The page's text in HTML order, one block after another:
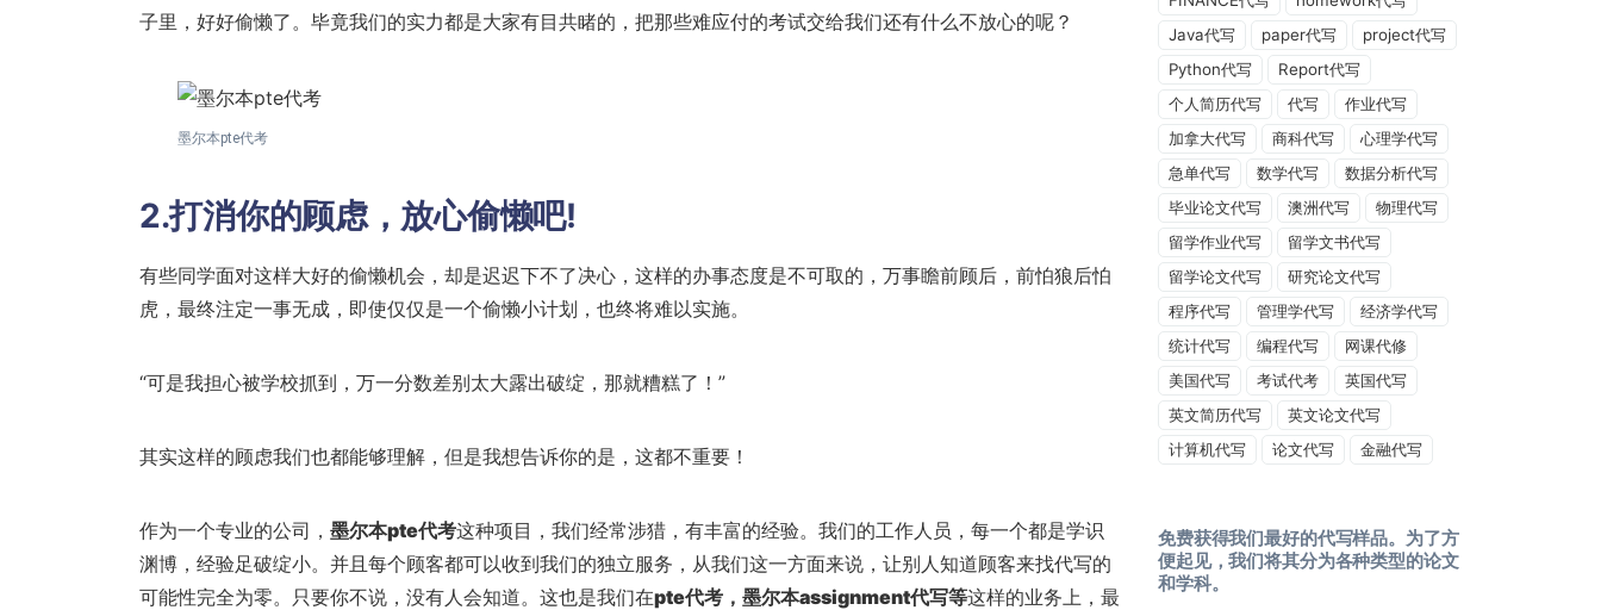
子里，好好偷懒了。毕竟我们的实力都是大家有目共睹的，把那些难应付的考试交给我们还有什么不放心的呢？
墨尔本pte代考
2.打消你的顾虑，放心偷懒吧!
有些同学面对这样大好的偷懒机会，却是迟迟下不了决心，这样的办事态度是不可取的，万事瞻前顾后，前怕狼后怕
虎，最终注定一事无成，即使仅仅是一个偷懒小计划，也终将难以实施。
“可是我担心被学校抓到，万一分数差别太大露出破绽，那就糟糕了！”
其实这样的顾虑我们也都能够理解，但是我想告诉你的是，这都不重要！
作为一个专业的公司， 墨尔本pte代考这种项目，我们经常涉猎，有丰富的经验。我们的工作人员，每一个都是学识
渊博，经验足破绽小。并且每个顾客都可以收到我们的独立服务，从我们这一方面来说，让别人知道顾客来找代写的
可能性完全为零。只要你不说，没有人会知道。这也是我们在pte代考，墨尔本assignment代写等这样的业务上，最
Java代写
paper代写
project代写
Python代写
Report代写
个人简历代写
代写
作业代写
加拿大代写
商科代写
心理学代写
急单代写
数学代写
数据分析代写
毕业论文代写
澳洲代写
物理代写
留学作业代写
留学文书代写
留学论文代写
研究论文代写
程序代写
管理学代写
经济学代写
统计代写
编程代写
网课代修
美国代写
考试代考
英国代写
英文简历代写
英文论文代写
计算机代写
论文代写 金融代写
免费获得我们最好的代写样品。为了方
便起见，我们将其分为各种类型的论文
和学科。